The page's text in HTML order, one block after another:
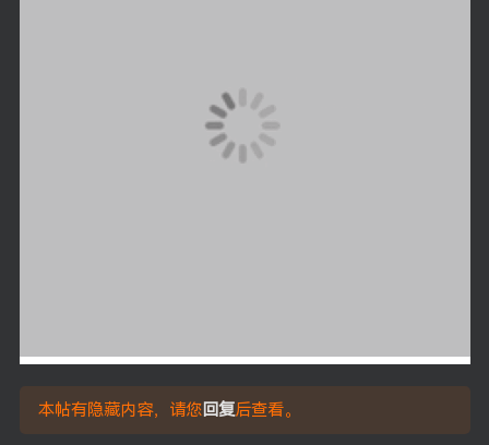
本帖有隐藏内容，请您回复后查看。